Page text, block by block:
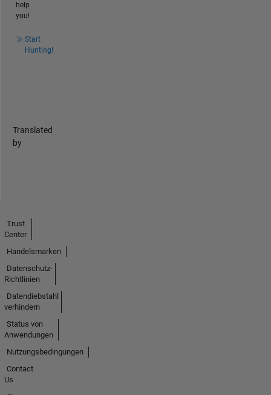
help
you!
Start
Hunting!
Translated
by
Trust
Center
Handelsmarken
Datenschutz-
Richtlinien
Datendiebstahl
verhindern
Status von
Anwendungen
Nutzungsbedingungen
Contact
Us